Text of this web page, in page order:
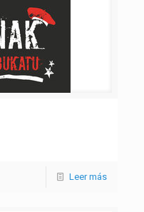
Leer más